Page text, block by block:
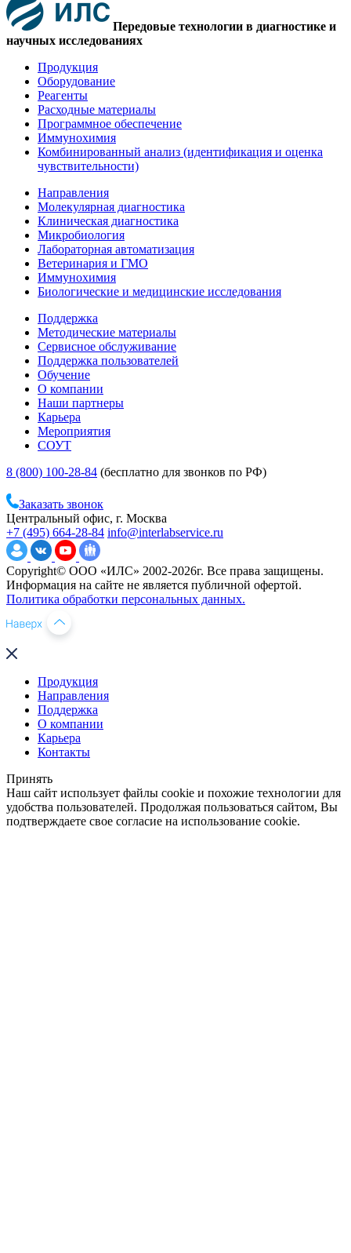
Передовые технологии в диагностике и
научных исследованиях
Продукция
Оборудование
Реагенты
Расходные материалы
Программное обеспечение
Иммунохимия
Комбинированный анализ (идентификация и оценка
чувствительности)
Направления
Молекулярная диагностика
Клиническая диагностика
Микробиология
Лабораторная автоматизация
Ветеринария и ГМО
Иммунохимия
Биологические и медицинские исследования
Поддержка
Методические материалы
Сервисное обслуживание
Поддержка пользователей
Обучение
О компании
Наши партнеры
Карьера
Мероприятия
СОУТ
8 (800) 100-28-84 (бесплатно для звонков по РФ)
Заказать звонок
Центральный офис, г. Москва
+7 (495) 664-28-84 info@interlabservice.ru
Copyright© ООО «ИЛС» 2002-2026г. Все права защищены.
Информация на сайте не является публичной офертой.
Политика обработки персональных данных.
Продукция
Направления
Поддержка
О компании
Карьера
Контакты
Принять
Наш сайт использует файлы cookie и похожие технологии для
удобства пользователей. Продолжая пользоваться сайтом, Вы
подтверждаете свое согласие на использование cookie.